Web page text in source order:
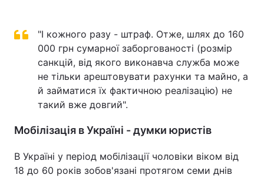
"І кожного разу - штраф. Отже, шлях до 160
000 грн сумарної заборгованості (розмір
санкцій, від якого виконавча служба може
не тільки арештовувати рахунки та майно, а
й займатися їх фактичною реалізацію) не
такий вже довгий".
Мобілізація в Україні - думки юристів
В Україні у період мобілізації чоловіки віком від
18 до 60 років зобов'язані протягом семи днів